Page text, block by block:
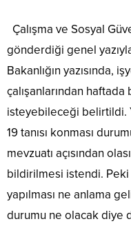
Çalışma ve Sosyal
gönderdiği genel
Bakanlığın yazısında,
çalışanlarından
isteyebileceği belirtildi.
19 tanısı konması
mevzuatı açısından
bildirilmesi istendi.
yapılması ne anlama
durumu ne olacak diye